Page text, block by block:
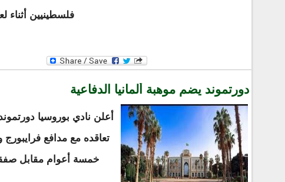
فلسطينيين
دورتموند يضم موهبة ألمانيا الدفاعية
أعلن نادي بوروسيا
تعاقده مع مدافع فرايبورج
خمسة أعوام مقابل صفقة بلغت